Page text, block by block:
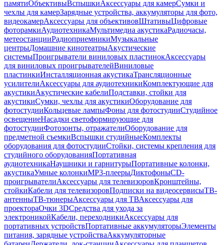
памятиОбъективыВспышкиАксессуары для камерСумки и
чехлы для камерЗарядные устройства, аккумуляторы для фото,
видеокамерАксессуары для объективовШтативыЦифровые
фоторамкиАудиотехникаМультимедиа акустикаРадиочасы,
метеостанцииРадиоприемникиМузыкальные
центрыДомашние кинотеатрыАкустические
системыПроигрыватели виниловых пластинокАксессуары
для виниловых проигрывателейВиниловые
пластинкиИнсталляционная акустикаТрансляционные
усилителиАксессуары для аудиотехникиКомплектующие для
акустикиАкустические кабелиПодставки, стойки для
акустикиСумки, чехлы для акустикиОборудование для
фотостудииКольцевые лампыФоны для фотостудииСтудийное
освещениеНасадки светоформирующие для
фотостудииФотозонты, отражателиОборудование для
предметной съемкиВспышки студийныеКомплекты
оборудования для фотостудииСтойки, системы крепления для
студийного оборудованияПортативная
аудиотехникаНаушники и гарнитурыПортативные колонки,
акустикаУмные колонкиMP3-плеерыДиктофоныCD-
проигрывателиАксессуары для телевизоровКронштейны,
стойкиКабели для телевизоровПодписки на видеосервисыТВ-
антенныТВ-тюнерыАксессуары для ТВАксессуары для
проектораОчки 3DСредства для ухода за
электроникойКабели, переходникиАксессуары для
портативных устройствПортативные аккумуляторыЭлементы
питания, зарядные устройстваАккумуляторные